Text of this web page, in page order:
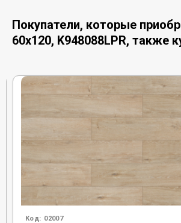
Покупатели, которые
60x120, K948088LPR, также
Код: 02007